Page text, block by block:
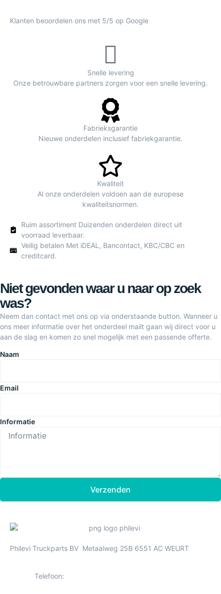
Klanten beoordelen ons met 5/5 op Google
Snelle levering
Onze betrouwbare partners zorgen voor een snelle levering.
Fabrieksgarantie
Nieuwe onderdelen inclusief fabriekgarantie.
Kwaliteit
Al onze onderdelen voldoen aan de europese
kwaliteitsnormen.
Ruim assortiment Duizenden onderdelen direct uit
voorraad leverbaar.
Veilig betalen Met iDEAL, Bancontact, KBC/CBC en
creditcard.
Niet gevonden waar u naar op zoek
was?
Neem dan contact met ons op via onderstaande button. Wanneer u
ons meer informatie over het onderdeel mailt gaan wij direct voor u
aan de slag en komen zo snel mogelijk met een passende offerte.
Naam
Email
Informatie
Verzenden
Philevi Truckparts BV Metaalweg 25B 6551 AC WEURT
Telefoon: